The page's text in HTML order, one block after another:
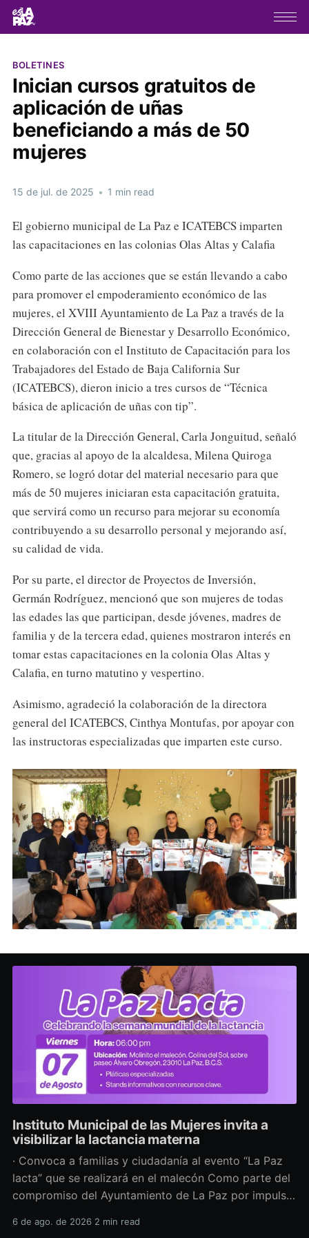
BOLETINES
Inician cursos gratuitos de
aplicación de uñas
beneficiando a más de 50
mujeres
15 de jul. de 2025 • 1 min read
El gobierno municipal de La Paz e ICATEBCS imparten
las capacitaciones en las colonias Olas Altas y Calafia
Como parte de las acciones que se están llevando a cabo
para promover el empoderamiento económico de las
mujeres, el XVIII Ayuntamiento de La Paz a través de la
Dirección General de Bienestar y Desarrollo Económico,
en colaboración con el Instituto de Capacitación para los
Trabajadores del Estado de Baja California Sur
(ICATEBCS), dieron inicio a tres cursos de “Técnica
básica de aplicación de uñas con tip”.
La titular de la Dirección General, Carla Jonguitud, señaló
que, gracias al apoyo de la alcaldesa, Milena Quiroga
Romero, se logró dotar del material necesario para que
más de 50 mujeres iniciaran esta capacitación gratuita,
que servirá como un recurso para mejorar su economía
contribuyendo a su desarrollo personal y mejorando así,
su calidad de vida.
Por su parte, el director de Proyectos de Inversión,
Germán Rodríguez, mencionó que son mujeres de todas
las edades las que participan, desde jóvenes, madres de
familia y de la tercera edad, quienes mostraron interés en
tomar estas capacitaciones en la colonia Olas Altas y
Calafia, en turno matutino y vespertino.
Asimismo, agradeció la colaboración de la directora
general del ICATEBCS, Cinthya Montufas, por apoyar con
las instructoras especializadas que imparten este curso.
Instituto Municipal de las Mujeres invita a
visibilizar la lactancia materna
· Convoca a familias y ciudadanía al evento “La Paz
lacta” que se realizará en el malecón Como parte del
compromiso del Ayuntamiento de La Paz por impulsar
salud y los derechos de las mujeres, así como generar
6 de ago. de 2026 2 min read